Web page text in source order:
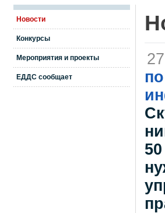
Новости
Конкурсы
Мероприятия и проекты
ЕДДС сообщает